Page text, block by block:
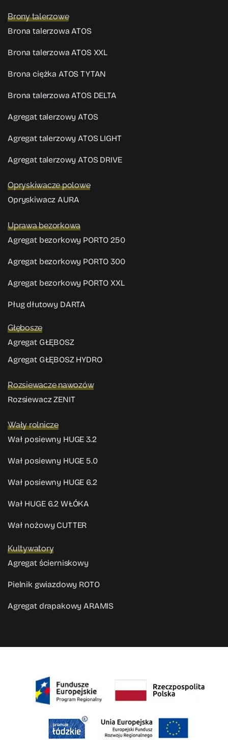
Brony talerzowe
Brona talerzowa ATOS
Brona talerzowa ATOS XXL
Brona ciężka ATOS TYTAN
Brona talerzowa ATOS DELTA
Agregat talerzowy ATOS
Agregat talerzowy ATOS LIGHT
Agregat talerzowy ATOS DRIVE
Opryskiwacze polowe
Opryskiwacz AURA
Uprawa bezorkowa
Agregat bezorkowy PORTO 250
Agregat bezorkowy PORTO 300
Agregat bezorkowy PORTO XXL
Pług dłutowy DARTA
Głębosze
Agregat GŁĘBOSZ
Agregat GŁĘBOSZ HYDRO
Rozsiewacze nawozów
Rozsiewacz ZENIT
Wały rolnicze
Wał posiewny HUGE 3.2
Wał posiewny HUGE 5.0
Wał posiewny HUGE 6.2
Wał HUGE 6.2 WŁÓKA
Wał nożowy CUTTER
Kultywatory
Agregat ścierniskowy
Pielnik gwiazdowy ROTO
Agregat drapakowy ARAMIS